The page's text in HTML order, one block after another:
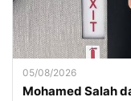
05/08/2026
Mohamed Salah